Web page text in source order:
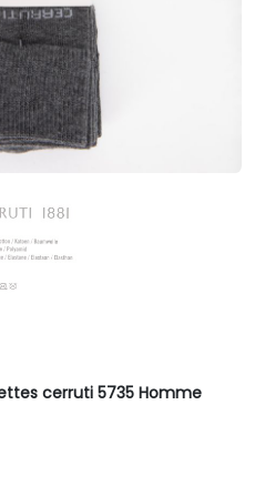
cerruti 5735 Homme